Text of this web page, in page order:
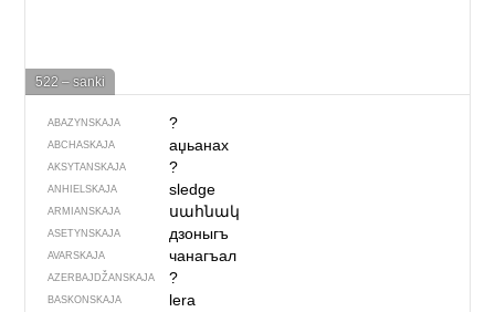
522 – sanki
ABAZYNSKAJA ?
ABCHASKAJA аџьанах
AKSYTANSKAJA ?
ANHIELSKAJA sledge
ARMIANSKAJA սահնակ
ASETYNSKAJA дзоныгъ
AVARSKAJA чанагъал
AZERBAJDŽAN­SKAJA ?
BASKONSKAJA lera